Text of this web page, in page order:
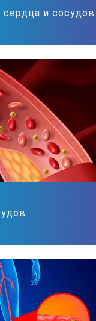
сердца и сосудов